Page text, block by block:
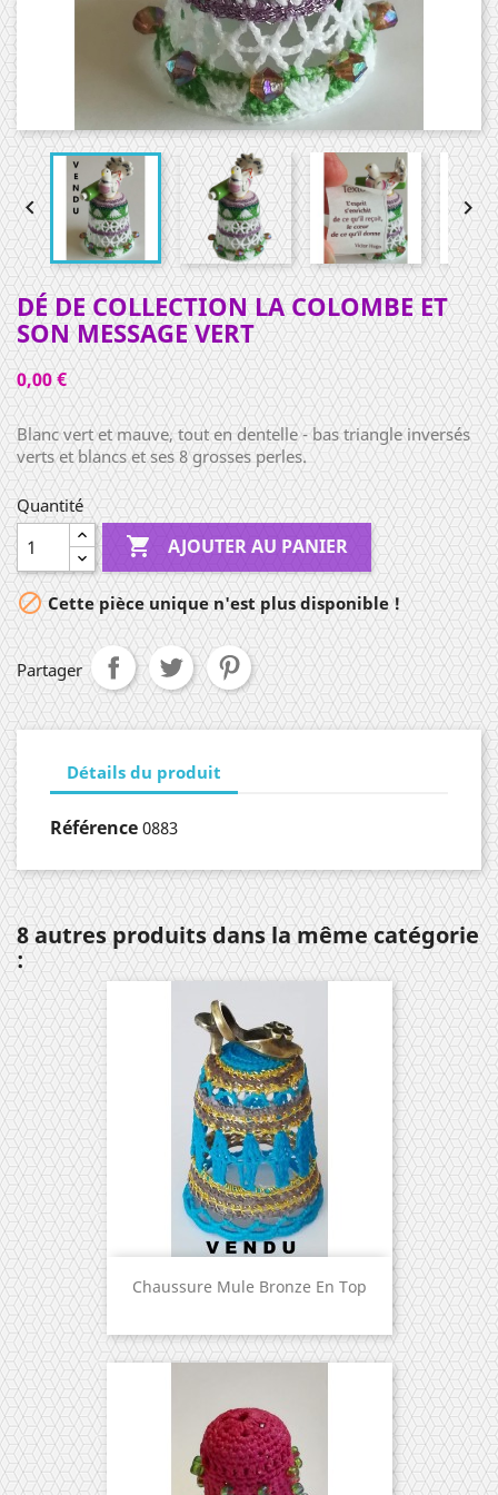
 
DÉ DE COLLECTION LA COLOMBE ET
SON MESSAGE VERT
0,00 €
Blanc vert et mauve, tout en dentelle - bas triangle inversés
verts et blancs et ses 8 grosses perles.
Quantité
 AJOUTER AU PANIER
Cette pièce unique n'est plus disponible !
Partager
Détails du produit
Référence 0883
8 autres produits dans la même catégorie
:
Chaussure Mule Bronze En Top